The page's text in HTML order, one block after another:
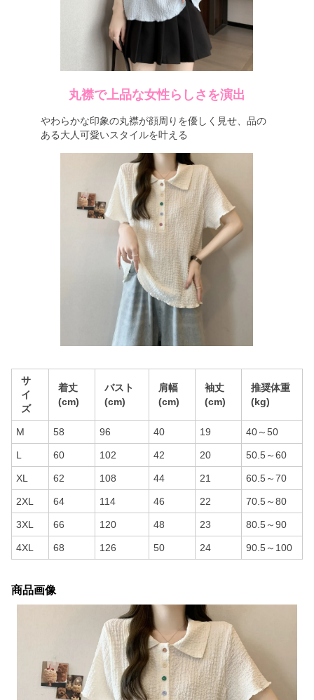
丸襟で上品な女性らしさを演出
やわらかな印象の丸襟が顔周りを優しく見せ、品の
ある大人可愛いスタイルを叶える
サ
イ
ズ
着丈
(cm)
バスト
(cm)
肩幅
(cm)
袖丈
(cm)
推奨体重
(kg)
M 58 96 40 19 40～50
L 60 102 42 20 50.5～60
XL 62 108 44 21 60.5～70
2XL 64 114 46 22 70.5～80
3XL 66 120 48 23 80.5～90
4XL 68 126 50 24 90.5～100
商品画像